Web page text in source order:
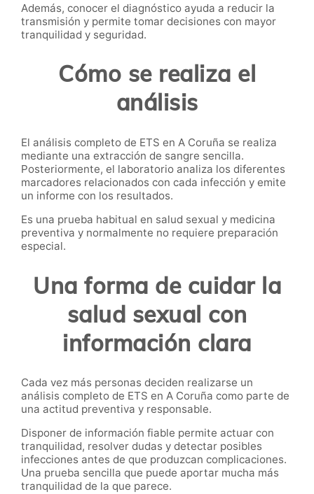
Además, conocer el diagnóstico ayuda a reducir la
transmisión y permite tomar decisiones con mayor
tranquilidad y seguridad.
Cómo se realiza el
análisis
El análisis completo de ETS en A Coruña se realiza
mediante una extracción de sangre sencilla.
Posteriormente, el laboratorio analiza los diferentes
marcadores relacionados con cada infección y emite
un informe con los resultados.
Es una prueba habitual en salud sexual y medicina
preventiva y normalmente no requiere preparación
especial.
Una forma de cuidar la
salud sexual con
información clara
Cada vez más personas deciden realizarse un
análisis completo de ETS en A Coruña como parte de
una actitud preventiva y responsable.
Disponer de información fiable permite actuar con
tranquilidad, resolver dudas y detectar posibles
infecciones antes de que produzcan complicaciones.
Una prueba sencilla que puede aportar mucha más
tranquilidad de la que parece.